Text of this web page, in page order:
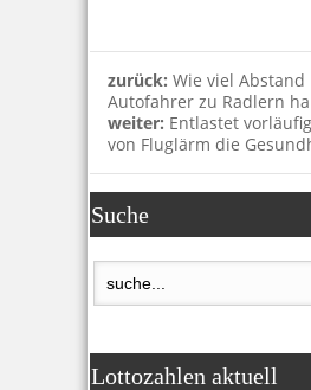
zurück: Wie viel Abstand
Autofahrer zu Radlern
weiter: Entlastet
von Fluglärm die
Suche
Lottozahlen aktuell